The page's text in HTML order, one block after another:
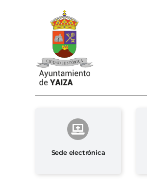
Sede electrónica